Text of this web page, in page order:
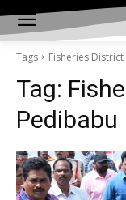
Tags Fisheries
Tag:
Pedibabu